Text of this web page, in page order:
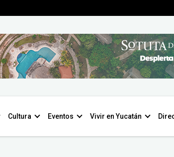
Cultura Eventos Vivir en Yucatán